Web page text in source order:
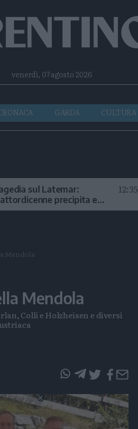
RSSvenerdì, 07 agosto 2026
GARDA CULTURA
sul Latemar:
precipita e
12:35
Mendola
Mendola
Colli e Holzheisen e diversi
articolo
su
Whatsapp
articolo
su
Telegram